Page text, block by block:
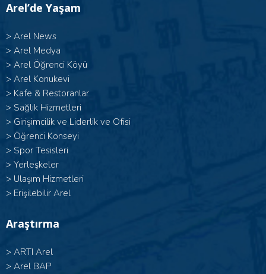
Arel’de Yaşam
> Arel News
> Arel Medya
> Arel Öğrenci Köyü
> Arel Konukevi
> Kafe & Restoranlar
> Sağlık Hizmetleri
> Girişimcilik ve Liderlik ve Ofisi
> Öğrenci Konseyi
> Spor Tesisleri
> Yerleşkeler
> Ulaşım Hizmetleri
> Erişilebilir Arel
Araştırma
> ARTI Arel
> Arel BAP